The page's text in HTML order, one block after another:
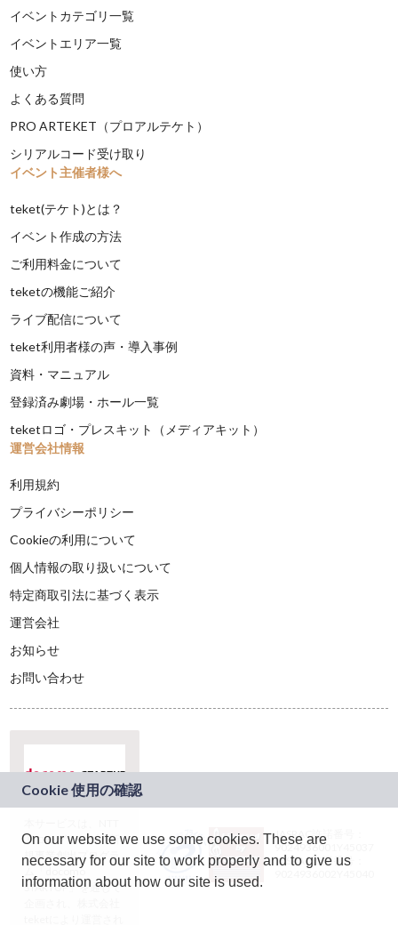
イベントカテゴリ一覧
イベントエリア一覧
使い方
よくある質問
PRO ARTEKET（プロアルテケト）
シリアルコード受け取り
イベント主催者様へ
teket(テケト)とは？
イベント作成の方法
ご利用料金について
teketの機能ご紹介
ライブ配信について
teket利用者様の声・導入事例
資料・マニュアル
登録済み劇場・ホール一覧
teketロゴ・プレスキット（メディアキット）
運営会社情報
利用規約
プライバシーポリシー
Cookieの利用について
個人情報の取り扱いについて
特定商取引法に基づく表示
運営会社
お知らせ
お問い合わせ
ドコモグループの新
規事業創出プログラ
ム「docomo
STARTUP」を通じて
JASRAC許諾番号：
9024936001Y45037
JASRAC許諾番号：
On our website we use some cookies. These are
necessary for our site to work properly and to give us
information about how our site is used.